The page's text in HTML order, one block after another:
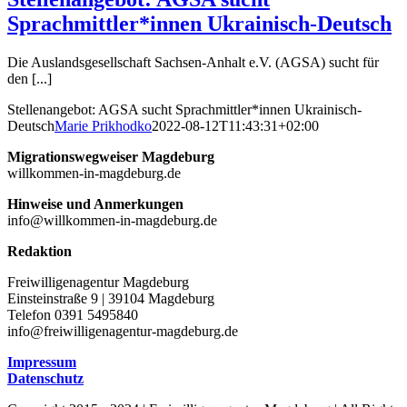
Sprachmittler*innen Ukrainisch-Deutsch
Die Auslandsgesellschaft Sachsen-Anhalt e.V. (AGSA) sucht für
den [...]
Stellenangebot: AGSA sucht Sprachmittler*innen Ukrainisch-
DeutschMarie Prikhodko2022-08-12T11:43:31+02:00
Migrationswegweiser Magdeburg
willkommen-in-magdeburg.de
Hinweise und Anmerkungen
info@willkommen-in-magdeburg.de
Redaktion
Freiwilligenagentur Magdeburg
Einsteinstraße 9 | 39104 Magdeburg
Telefon 0391 5495840
info@freiwilligenagentur-magdeburg.de
Impressum
Datenschutz